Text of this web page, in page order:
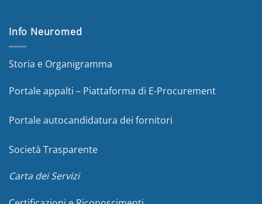
Info Neuromed
Storia e Organigramma
Portale appalti – Piattaforma di E-Procurement
Portale autocandidatura dei fornitori
Società Trasparente
Carta dei Servizi